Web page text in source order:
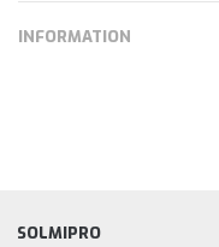
INFORMATION
SOLMIPRO